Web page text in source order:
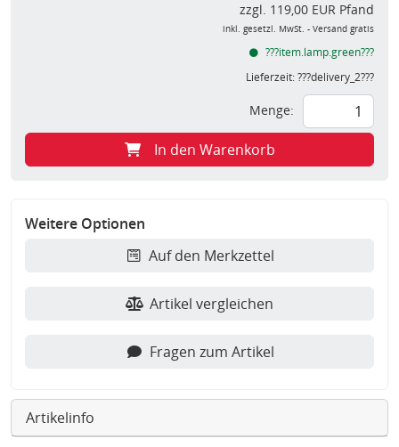
zzgl. 119,00 EUR Pfand
inkl. gesetzl. MwSt. - Versand gratis
???item.lamp.green???
Lieferzeit:???delivery_2???
Menge:
In den Warenkorb
Weitere Optionen
Auf den Merkzettel
Artikel vergleichen
Fragen zum Artikel
Artikelinfo